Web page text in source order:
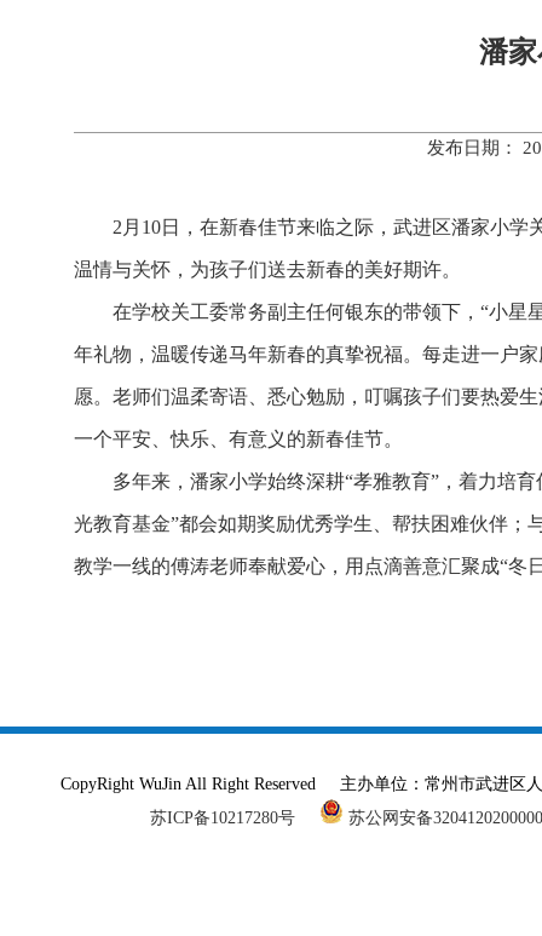
潘
发布日期：
2月10日，在新春佳节来临之际，武进区潘家小
温情与关怀，为孩子们送去新春的美好期许。
在学校关工委常务副主任何银东的带领下，“小星
年礼物，温暖传递马年新春的真挚祝福。每走进一户
愿。老师们温柔寄语、悉心勉励，叮嘱孩子们要热爱
一个平安、快乐、有意义的新春佳节。
多年来，潘家小学始终深耕“孝雅教育”，着力培
光教育基金”都会如期奖励优秀学生、帮扶困难伙伴
教学一线的傅涛老师奉献爱心，用点滴善意汇聚成“
CopyRight WuJin All Right Reserved 主办单位：常州市武进
苏ICP备10217280号
苏公网安备